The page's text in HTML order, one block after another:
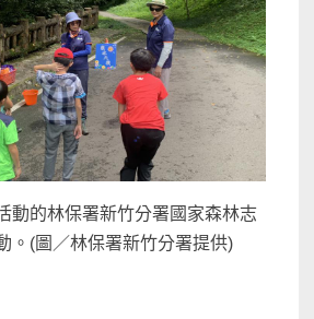
動的林保署新竹分署國家森林志
。(圖／林保署新竹分署提供)